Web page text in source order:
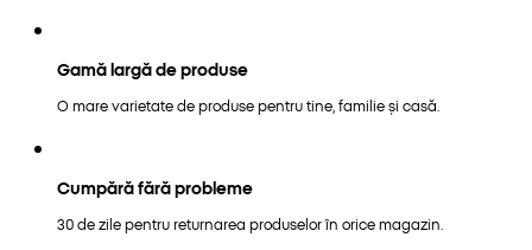
Gamă largă de produse
O mare varietate de produse pentru tine, familie și casă.
Cumpără fără probleme
30 de zile pentru returnarea produselor în orice magazin.